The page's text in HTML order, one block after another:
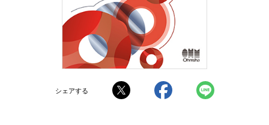
シェアする